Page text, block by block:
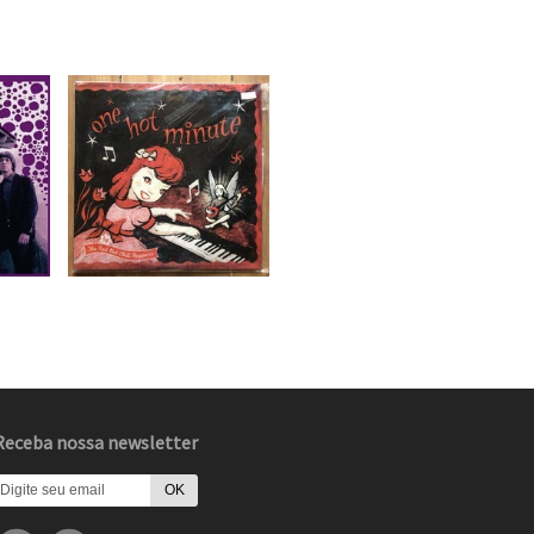
nossa newsletter